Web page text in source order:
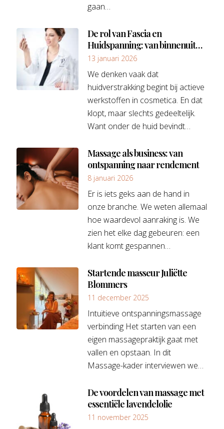
gaan…
De rol van Fascia en
Huidspanning: van binnenuit
verstrakken by Mardge
13 januari 2026
We denken vaak dat
huidverstrakking begint bij actieve
werkstoffen in cosmetica. En dat
klopt, maar slechts gedeeltelijk.
Want onder de huid bevindt…
Massage als business: van
ontspanning naar rendement
8 januari 2026
Er is iets geks aan de hand in
onze branche. We weten allemaal
hoe waardevol aanraking is. We
zien het elke dag gebeuren: een
klant komt gespannen…
Startende masseur Juliëtte
Blommers
11 december 2025
Intuïtieve ontspanningsmassage
verbinding Het starten van een
eigen massagepraktijk gaat met
vallen en opstaan. In dit
Massage-kader interviewen we…
De voordelen van massage met
essentiële lavendelolie
11 november 2025